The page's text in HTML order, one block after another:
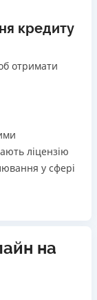
умови
без
до 5
по всій
клієнтів
кредиту
отримати
ліцензію
у сфері
на